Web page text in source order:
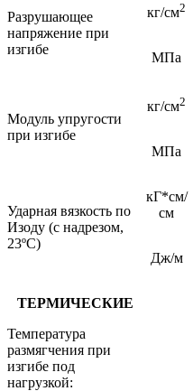
Разрушающее
напряжение при
изгибе
кг/см2
МПа
Модуль упругости
при изгибе
кг/см2
МПа
Ударная вязкость по
Изоду (с надрезом,
23ºС)
кГ*см/
см
Дж/м
ТЕРМИЧЕСКИЕ
Температура
размягчения при
изгибе под
нагрузкой: